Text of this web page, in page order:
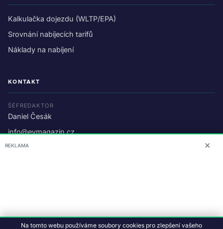
Kalkulačka dojezdu (WLTP/EPA)
Srovnání nabíjecích tarifů
Náklady na nabíjení
KONTAKT
ŠÉFREDAKTOR
Daniel Česák
info@evmagazin.cz
O nás
© 2026 EV Magazin.Podmínky a ochrana dat.
REKLAMA ✕
Na tomto webu používáme soubory cookies pro zlepšení vašeho